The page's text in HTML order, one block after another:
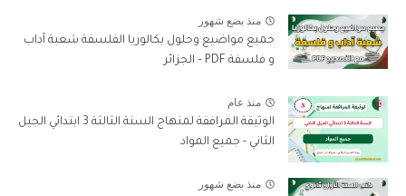
منذ بضع شهور
جميع مواضيع وحلول بكالوريا الفلسفة شعبة آداب
و فلسفة PDF – الجزائر
منذ عام
الوثيقة المرافقة لمنهاج السنة الثالثة 3 ابتدائي الجيل
الثاني - جميع المواد
منذ بضع شهور